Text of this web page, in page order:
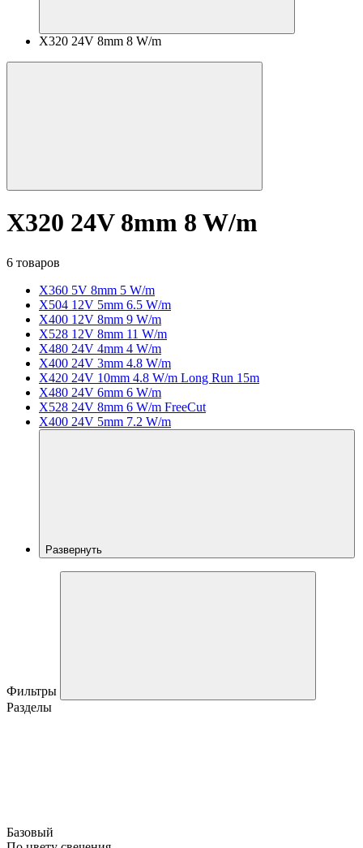
X320 24V 8mm 8 W/m
X320 24V 8mm 8 W/m
6 товаров
X360 5V 8mm 5 W/m
X504 12V 5mm 6.5 W/m
X400 12V 8mm 9 W/m
X528 12V 8mm 11 W/m
X480 24V 4mm 4 W/m
X400 24V 3mm 4.8 W/m
X420 24V 10mm 4.8 W/m Long Run 15m
X480 24V 6mm 6 W/m
X528 24V 8mm 6 W/m FreeCut
X400 24V 5mm 7.2 W/m
Развернуть
Фильтры
Разделы
Базовый